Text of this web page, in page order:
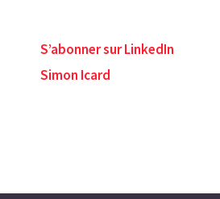
S’abonner sur LinkedIn
Simon Icard